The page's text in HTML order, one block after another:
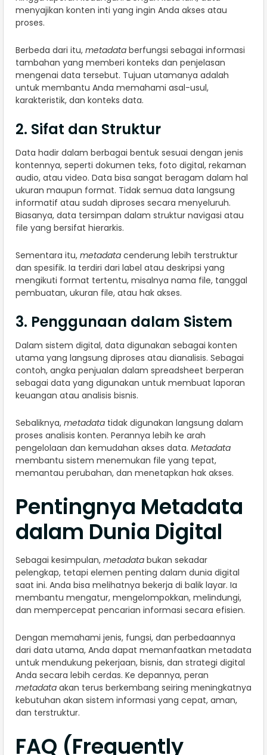
menyajikan konten inti yang ingin Anda akses atau
proses.
Berbeda dari itu, metadata berfungsi sebagai informasi
tambahan yang memberi konteks dan penjelasan
mengenai data tersebut. Tujuan utamanya adalah
untuk membantu Anda memahami asal-usul,
karakteristik, dan konteks data.
2. Sifat dan Struktur
Data hadir dalam berbagai bentuk sesuai dengan jenis
kontennya, seperti dokumen teks, foto digital, rekaman
audio, atau video. Data bisa sangat beragam dalam hal
ukuran maupun format. Tidak semua data langsung
informatif atau sudah diproses secara menyeluruh.
Biasanya, data tersimpan dalam struktur navigasi atau
file yang bersifat hierarkis.
Sementara itu, metadata cenderung lebih terstruktur
dan spesifik. Ia terdiri dari label atau deskripsi yang
mengikuti format tertentu, misalnya nama file, tanggal
pembuatan, ukuran file, atau hak akses.
3. Penggunaan dalam Sistem
Dalam sistem digital, data digunakan sebagai konten
utama yang langsung diproses atau dianalisis. Sebagai
contoh, angka penjualan dalam spreadsheet berperan
sebagai data yang digunakan untuk membuat laporan
keuangan atau analisis bisnis.
Sebaliknya, metadata tidak digunakan langsung dalam
proses analisis konten. Perannya lebih ke arah
pengelolaan dan kemudahan akses data. Metadata
membantu sistem menemukan file yang tepat,
memantau perubahan, dan menetapkan hak akses.
Pentingnya Metadata
dalam Dunia Digital
Sebagai kesimpulan, metadata bukan sekadar
pelengkap, tetapi elemen penting dalam dunia digital
saat ini. Anda bisa melihatnya bekerja di balik layar. Ia
membantu mengatur, mengelompokkan, melindungi,
dan mempercepat pencarian informasi secara efisien.
Dengan memahami jenis, fungsi, dan perbedaannya
dari data utama, Anda dapat memanfaatkan metadata
untuk mendukung pekerjaan, bisnis, dan strategi digital
Anda secara lebih cerdas. Ke depannya, peran
metadata akan terus berkembang seiring meningkatnya
kebutuhan akan sistem informasi yang cepat, aman,
dan terstruktur.
FAQ (Frequently